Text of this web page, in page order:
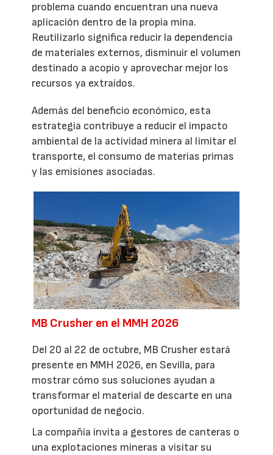
problema cuando encuentran una nueva
aplicación dentro de la propia mina.
Reutilizarlo significa reducir la dependencia
de materiales externos, disminuir el volumen
destinado a acopio y aprovechar mejor los
recursos ya extraídos.
Además del beneficio económico, esta
estrategia contribuye a reducir el impacto
ambiental de la actividad minera al limitar el
transporte, el consumo de materias primas
y las emisiones asociadas.
MB Crusher en el MMH 2026
Del 20 al 22 de octubre, MB Crusher estará
presente en MMH 2026, en Sevilla, para
mostrar cómo sus soluciones ayudan a
transformar el material de descarte en una
oportunidad de negocio.
La compañía invita a gestores de canteras o
una explotaciones mineras a visitar su